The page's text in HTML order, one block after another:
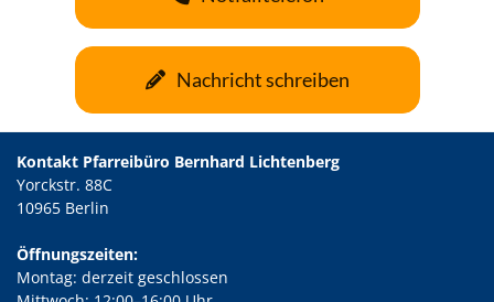
Nachricht schreiben
Kontakt Pfarreibüro Bernhard Lichtenberg
Yorckstr. 88C
10965 Berlin
Öffnungszeiten:
Montag: derzeit geschlossen